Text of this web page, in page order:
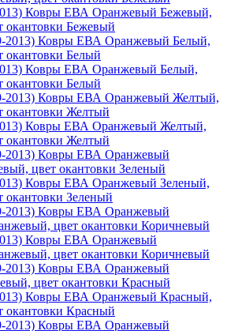
Ковры ЕВА Оранжевый Бежевый,
окантовки Бежевый
Ковры ЕВА Оранжевый Белый,
окантовки Белый
Ковры ЕВА Оранжевый Желтый,
окантовки Желтый
Ковры ЕВА Оранжевый Зеленый,
Зеленый
Ковры ЕВА Оранжевый
цвет окантовки Коричневый
Ковры ЕВА Оранжевый Красный,
окантовки Красный